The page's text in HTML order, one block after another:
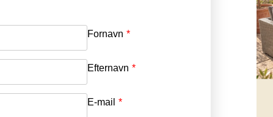
Fornavn *
Efternavn *
E-mail *
E-mail
Adgangskode